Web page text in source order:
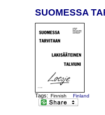
SUOMESSA
Tags: Finnish Finland